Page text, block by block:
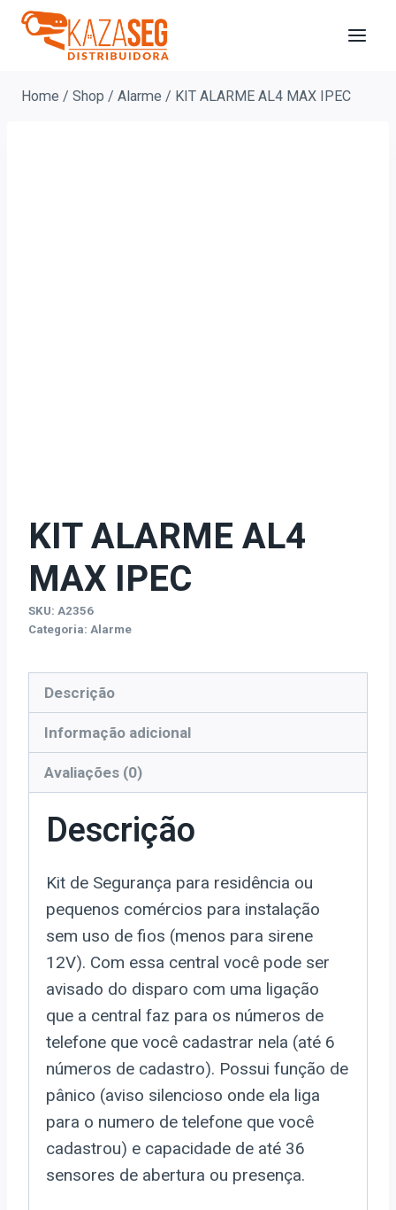
Home / Shop / Alarme / KIT ALARME AL4 MAX IPEC
KIT ALARME AL4
MAX IPEC
SKU: A2356
Categoria: Alarme
Descrição
Informação adicional
Avaliações (0)
Descrição
Kit de Segurança para residência ou
pequenos comércios para instalação
sem uso de fios (menos para sirene
12V). Com essa central você pode ser
avisado do disparo com uma ligação
que a central faz para os números de
telefone que você cadastrar nela (até 6
números de cadastro). Possui função de
pânico (aviso silencioso onde ela liga
para o numero de telefone que você
cadastrou) e capacidade de até 36
sensores de abertura ou presença.